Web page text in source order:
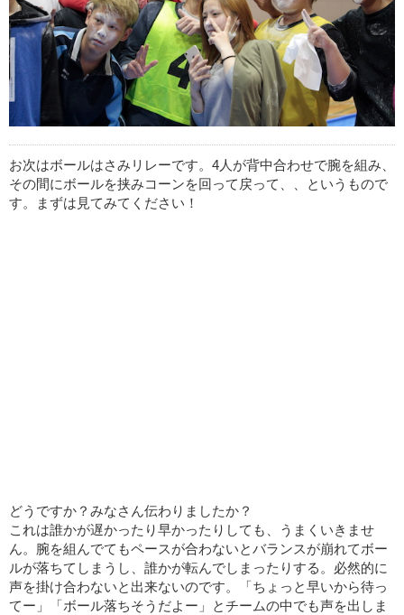
お次はボールはさみリレーです。 4人が背中合わせで腕を組み、
その間にボールを挟みコーンを回って戻って、、というもので
す。まずは見てみてください！
どうですか？みなさん伝わりましたか？
これは誰かが遅かったり早かったりしても、うまくいきませ
ん。腕を組んでてもペースが合わないとバランスが崩れてボー
ルが落ちてしまうし、誰かが転んでしまったりする。必然的に
声を掛け合わないと出来ないのです。「ちょっと早いから待っ
てー」「ボール落ちそうだよー」とチームの中でも声を出しま